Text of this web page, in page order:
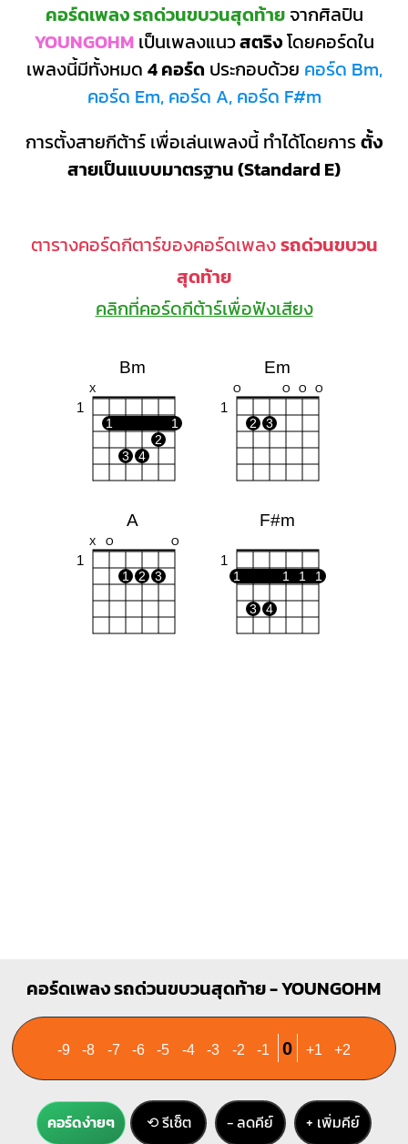
คอร์ดเพลง รถด่วนขบวนสุดท้ายจากศิลปิน
YOUNGOHMเป็นเพลงแนวสตริงโดยคอร์ดใน
เพลงนี้มีทั้งหมด 4 คอร์ด ประกอบด้วย คอร์ด Bm,
คอร์ด Em, คอร์ด A, คอร์ด F#m
การตั้งสายกีต้าร์ เพื่อเล่นเพลงนี้ ทำได้โดยการตั้ง
สายเป็นแบบมาตรฐาน (Standard E)
ตารางคอร์ดกีตาร์ของคอร์ดเพลงรถด่วนขบวน
สุดท้าย
คลิกที่คอร์ดกีต้าร์เพื่อฟังเสียง
Bm
X
1
1
1
2
3
4
Em
O O O O
1
2 3
A
X O O
1
1 2 3
F#m
1
1 1 1 1
3 4
คอร์ดเพลง รถด่วนขบวนสุดท้าย - YOUNGOHM
-9 -8 -7 -6 -5 -4 -3 -2 -1 0 +1 +2
คอร์ดง่ายๆ ⟲ รีเซ็ต − ลดคีย์ + เพิ่มคีย์